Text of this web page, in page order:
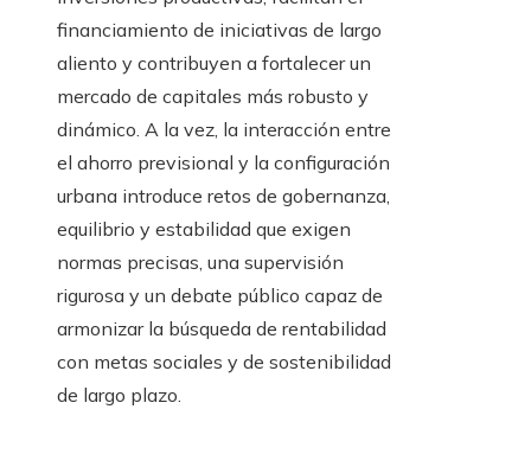
financiamiento de iniciativas de largo
aliento y contribuyen a fortalecer un
mercado de capitales más robusto y
dinámico. A la vez, la interacción entre
el ahorro previsional y la configuración
urbana introduce retos de gobernanza,
equilibrio y estabilidad que exigen
normas precisas, una supervisión
rigurosa y un debate público capaz de
armonizar la búsqueda de rentabilidad
con metas sociales y de sostenibilidad
de largo plazo.